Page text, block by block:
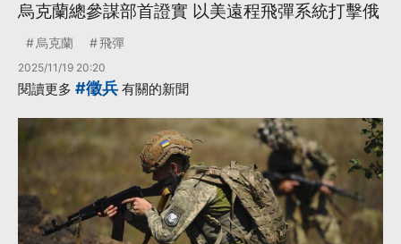
烏克蘭總參謀部首證實 以美遠程飛彈系統打擊俄
烏克蘭 飛彈
2025/11/19 20:20
閱讀更多 #徵兵 有關的新聞